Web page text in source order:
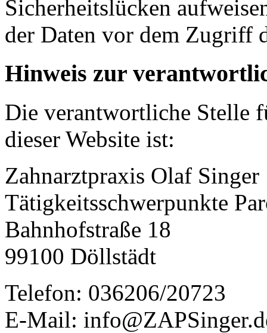
Sicherheitslücken
der Daten vor dem Zugriff
Hinweis zur
Die verantwortliche Stelle
dieser Website ist:
Zahnarztpraxis Olaf Singer
Tätigkeitsschwerpunkte
Bahnhofstraße 18
99100 Döllstädt
Telefon: 036206/20723
E-Mail: